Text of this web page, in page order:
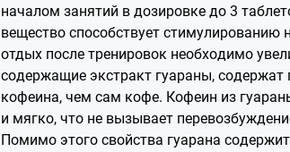
началом занятий в дозировке до 3
вещество способствует стимулированию
отдых после тренировок необходимо
содержащие экстракт гуараны, содержат
кофеина, чем сам кофе. Кофеин из
и мягко, что не вызывает
Помимо этого свойства гуарана